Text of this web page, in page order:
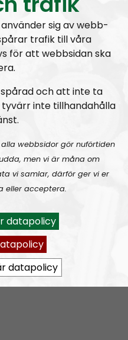
även i programmet
NR Bohuslän ett stort
att ta upp ämnen
förvränger eller inte
verkligheten
kan förbättra
information om det
saker som händer i
oss. Mejla oss på
.
medRSS
sig av webb-
trafik till våra
för att webbsidan ska
och att inte ta
inte tillhandahålla
webbsidor gör nuförtiden
men vi är måna om
vi samlar, därför ger vi er
eller acceptera.
datapolicy
datapolicy